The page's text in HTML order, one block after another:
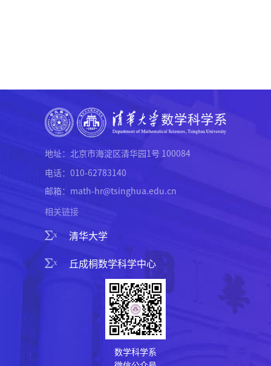
地址：北京市海淀区清华园1号 100084
电话：010-62783140
邮箱：math-hr@tsinghua.edu.cn
相关链接
清华大学
丘成桐数学科学中心
数学科学系